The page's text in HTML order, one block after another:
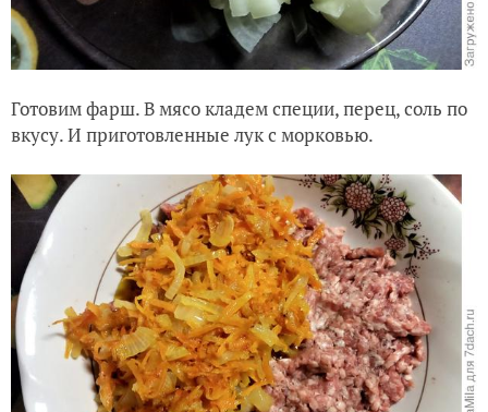
Готовим фарш. В мясо кладем специи, перец, соль по
вкусу. И приготовленные лук с морковью.